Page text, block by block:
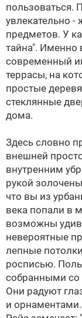
пользоваться.
увлекательно
предметов. У
тайна". Именно
современный
террасы, на
простые
стеклянные
дома.
Здесь словно
внешней
внутренним
рукой
что вы из
века попали в
возможны
невероятные
лепные
росписью.
собранными со
Они радуют
и